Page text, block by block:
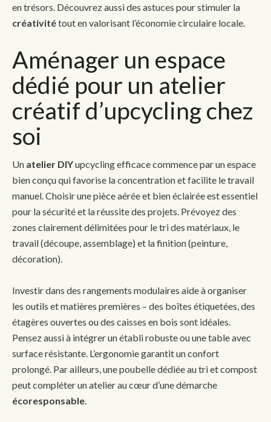
en trésors. Découvrez aussi des astuces pour stimuler la
créativitétout en valorisant l’économie circulaire locale.
Aménager un espace
dédié pour un atelier
créatif d’upcycling chez
soi
Un atelier DIYupcycling efficace commence par un espace
bien conçu qui favorise la concentration et facilite le travail
manuel. Choisir une pièce aérée et bien éclairée est essentiel
pour la sécurité et la réussite des projets. Prévoyez des
zones clairement délimitées pour le tri des matériaux, le
travail (découpe, assemblage) et la finition (peinture,
décoration).
Investir dans des rangements modulaires aide à organiser
les outils et matières premières – des boîtes étiquetées, des
étagères ouvertes ou des caisses en bois sont idéales.
Pensez aussi à intégrer un établi robuste ou une table avec
surface résistante. L’ergonomie garantit un confort
prolongé. Par ailleurs, une poubelle dédiée au tri et compost
peut compléter un atelier au cœur d’une démarche
écoresponsable